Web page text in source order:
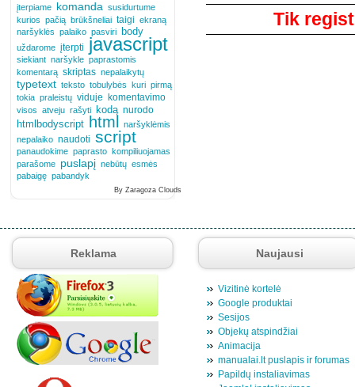
įterpiame komanda susidurtume
kurios pačią brūkšneliai taigi ekraną
naršyklės palaiko pasviri body
uždarome įterpti javascript
siekiant naršykle paprastomis
komentarą skriptas nepalaikytų
typetext teksto tobulybės kuri pirmą
tokia praleistų viduje komentavimo
visos atveju rašyti kodą nurodo
htmlbodyscript html
naršyklėmis
nepalaiko naudoti script
panaudokime paprasto kompiliuojamas
parašome puslapį nebūtų esmės
pabaigę pabandyk
By Zaragoza Clouds
Tik
Reklama Naujausi
Vizitinė kortelė
Google produktai
Sesijos
Objekų atspindžiai
Animacija
manualai.lt puslapis ir forumas
Papildų instaliavimas